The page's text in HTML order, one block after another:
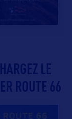
LE
ROUTE 66